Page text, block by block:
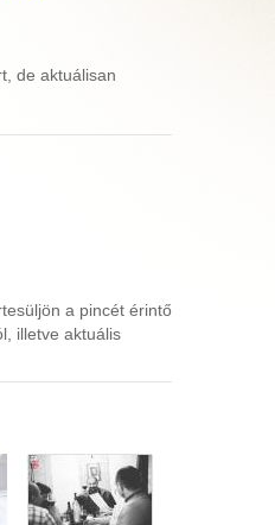
de aktuálisan
a pincét érintő
illetve aktuális